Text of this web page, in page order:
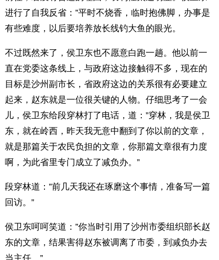
进行了自我反省：”平时不烧香，临时抱佛脚，办事是
有些难度，以后要培养放长线钓大鱼的眼光。
不过既然来了，侯卫东也不愿意白跑一趟。他以前一
直在党委这条线上，与政府这边接触得不多，现在的
目标是沙州副市长，省政府这边的关系很有必要建立
起来，赵东就是一位很关键的人物。仔细思考了一会
儿，侯卫东给段穿林打了电话，道：”穿林，我是侯卫
东，就在岭西，昨天我无意中翻到了你以前的文章，
就是那篇关于农民负担的文章，你那篇文章很有力度
啊，为此省里专门成立了减负办。”
段穿林道：”前几天我还在琢磨这个事情，准备写一篇
回访。”
侯卫东呵呵笑道：”你当时引用了沙州市委组织部长赵
东的文章，结果害得赵东被调离了市委，到减负办去
当主任。”